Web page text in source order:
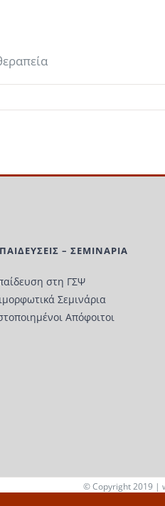
– ΣΕΜΙΝΑΡΙΑ
στη ΓΣΨ
Σεμινάρια
Απόφοιτοι
© Copyright 2019 |